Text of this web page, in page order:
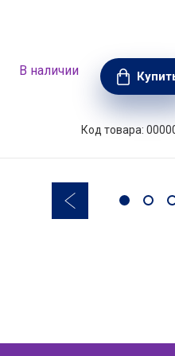
В наличии
Код товара: